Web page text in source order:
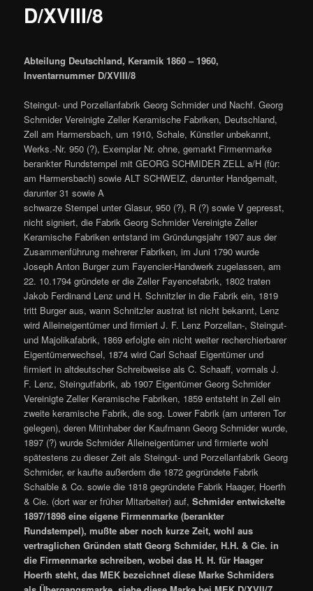
D/XVIII/8
Abteilung Deutschland, Keramik 1860 – 1960,
Inventarnummer D/XVIII/8
Steingut- und Porzellanfabrik Georg Schmider und Nachf. Georg
Schmider Vereinigte Zeller Keramische Fabriken, Deutschland,
Zell am Harmersbach, um 1910, Schale, Künstler unbekannt,
Werks.-Nr. 950 (?), Exemplar Nr. ohne, gemarkt Firmenmarke
berankter Rundstempel mit GEORG SCHMIDER ZELL a/H (für:
am Harmersbach) sowie ALT SCHWEIZ, darunter Handgemalt,
darunter 31 sowie A
schwarze Stempel unter Glasur, 950 (?), R (?) sowie V gepresst,
nicht signiert, die Fabrik Georg Schmider Vereinigte Zeller
Keramische Fabriken entstand im Gründungsjahr 1907 aus der
Zusammenführung mehrerer Fabriken, im Juni 1790 wurde
Joseph Anton Burger zum Fayencier-Handwerk zugelassen, am
22. 10.1794 gründete er die Zeller Fayencefabrik, 1802 traten
Jakob Ferdinand Lenz und H. Schnitzler in die Fabrik ein, 1819
tritt Burger aus, wann Schnitzler austrat ist nicht bekannt, Lenz
wird Alleineigentümer und firmiert J. F. Lenz Porzellan-, Steingut-
und Majolikafabrik, 1869 erfolgte ein nicht weiter recherchierbarer
Eigentümerwechsel, 1874 wird Carl Schaaf Eigentümer und
firmiert in altdeutscher Schreibweise als C. Schaaff, vormals J.
F. Lenz, Steingutfabrik, ab 1907 Eigentümer Georg Schmider
Vereinigte Zeller Keramische Fabriken, 1859 entsteht in Zell ein
zweite keramische Fabrik, die sog. Lower Fabrik (am unteren Tor
gelegen), deren Mitinhaber der Kaufmann Georg Schmider wurde,
1897 (?) wurde Schmider Alleineigentümer und firmierte wohl
spätestens zu dieser Zeit als Steingut- und Porzellanfabrik Georg
Schmider, er kaufte außerdem die 1872 gegründete Fabrik
Schaible & Co. sowie die 1818 gegründete Fabrik Haager, Hoerth
& Cie. (dort war er früher Mitarbeiter) auf,Schmider entwickelte
1897/1898 eine eigene Firmenmarke (berankter
Rundstempel), mußte aber noch kurze Zeit, wohl aus
vertraglichen Gründen statt Georg Schmider, H.H. & Cie. in
die Firmenmarke schreiben, wobei das H. H. für Haager
Hoerth steht, das MEK bezeichnet diese Marke Schmiders